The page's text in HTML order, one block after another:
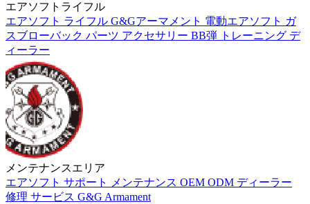
エアソフトライフル
エアソフト ライフル G&Gアーマメント 電動エアソフト ガ
スブローバック パーツ アクセサリー BB弾 トレーニング デ
ィーラー
メンテナンスエリア
エアソフト サポート メンテナンス OEM ODM ディーラー
修理 サービス G&G Armament